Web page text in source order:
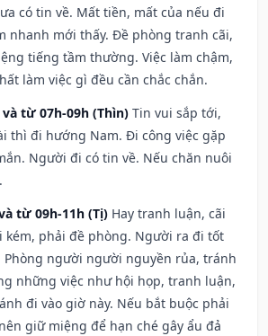
có tin về. Mất tiền, mất của nếu đi
nhanh mới thấy. Đề phòng tranh cãi,
tiếng tầm thường. Việc làm chậm,
làm việc gì đều cần chắc chắn.
từ 07h-09h (Thìn) Tin vui sắp tới,
thì đi hướng Nam. Đi công việc gặp
Người đi có tin về. Nếu chăn nuôi
từ 09h-11h (Tị) Hay tranh luận, cãi
kém, phải đề phòng. Người ra đi tốt
Phòng người người nguyền rủa, tránh
những việc như hội họp, tranh luận,
đi vào giờ này. Nếu bắt buộc phải
giữ miệng để hạn ché gây ẩu đả